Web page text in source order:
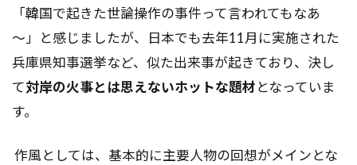
「韓国で起きた世論操作の事件って言われてもなあ
～」と感じましたが、日本でも去年11月に実施された
兵庫県知事選挙など、似た出来事が起きており、決し
て対岸の火事とは思えないホットな題材となっていま
す。
作風としては、基本的に主要人物の回想がメインとな